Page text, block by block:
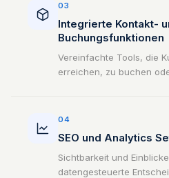
03
Integrierte Kontakt-
Buchungsfunktionen
Vereinfachte Tools, die
erreichen, zu buchen
04
SEO und Analytics
Sichtbarkeit und
datengesteuerte